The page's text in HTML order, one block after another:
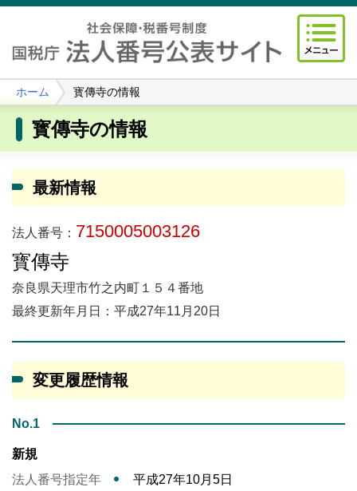
ホーム 寳傳寺の情報
寳傳寺の情報
最新情報
法人番号： 7150005003126
寳傳寺
奈良県天理市竹之内町１５４番地
最終更新年月日：平成27年11月20日
変更履歴情報
No.1
新規
法人番号指定年
平成27年10月5日